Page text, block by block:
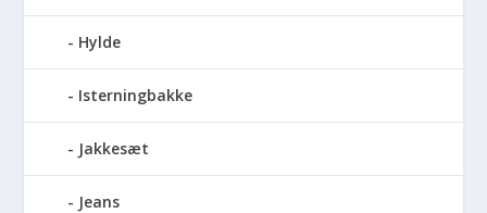
Hylde
Isterningbakke
Jakkesæt
Jeans